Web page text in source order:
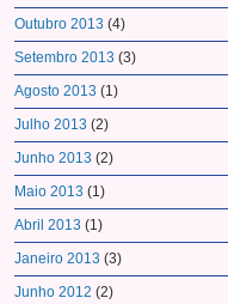
Outubro 2013 (4)
Setembro 2013 (3)
Agosto 2013 (1)
Julho 2013 (2)
Junho 2013 (2)
Maio 2013 (1)
Abril 2013 (1)
Janeiro 2013 (3)
Junho 2012 (2)